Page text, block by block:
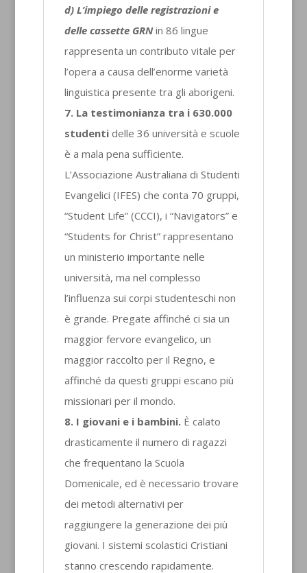
d) L’impiego delle registrazioni e
delle cassette GRNin 86 lingue
rappresenta un contributo vitale per
l’opera a causa dell’enorme varietà
linguistica presente tra gli aborigeni.
7. La testimonianza tra i 630.000
studentidelle 36 università e scuole
è a mala pena sufficiente.
L’Associazione Australiana di Studenti
Evangelici (IFES) che conta 70 gruppi,
“Student Life” (CCCI), i “Navigators” e
“Students for Christ” rappresentano
un ministerio importante nelle
università, ma nel complesso
l’influenza sui corpi studenteschi non
è grande. Pregate affinché ci sia un
maggior fervore evangelico, un
maggior raccolto per il Regno, e
affinché da questi gruppi escano più
missionari per il mondo.
8. I giovani e i bambini.È calato
drasticamente il numero di ragazzi
che frequentano la Scuola
Domenicale, ed è necessario trovare
dei metodi alternativi per
raggiungere la generazione dei più
giovani. I sistemi scolastici Cristiani
stanno crescendo rapidamente.